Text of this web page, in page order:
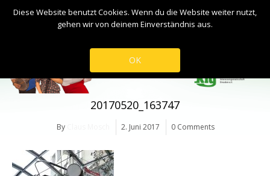
20170520_163747
By 2. Juni 2017 0 Comments
Diese Website benutzt Cookies. Wenn du die Website weiter nutzt,
gehen wir von deinem Einverständnis aus.
OK